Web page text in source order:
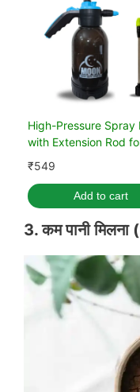
High-Pressure Spray
with Extension Rod
Garden (Black, 2 Liter)
₹549
Add to cart
3. कम पानी मिलना (